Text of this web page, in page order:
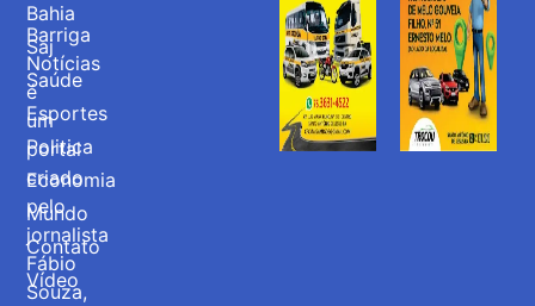
Barriga
Notícias
é
um
portal
criado
pelo
jornalista
Fábio
Souza,
Bahia
Saj
Saúde
Esportes
Politica
Economia
Mundo
Contato
Vídeo